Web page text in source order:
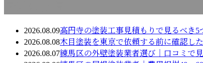
2026.08.09高円寺の塗装工事見積もりで見るべき5
2026.08.08木目塗装を東京で依頼する前に確認し
2026.08.07練馬区の外壁塗装業者選び｜口コミで